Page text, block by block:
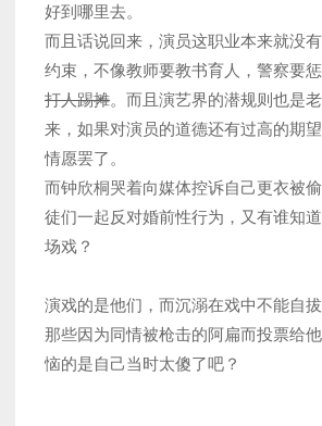
好到哪里去。
而且话说回来，演员这职业本来就没
约束，不像教师要教书育人，警察要惩
打人踢摊。而且演艺界的潜规则也是
来，如果对演员的道德还有过高的期
情愿罢了。
而钟欣桐哭着向媒体控诉自己更衣被
徒们一起反对婚前性行为，又有谁知
场戏？
演戏的是他们，而沉溺在戏中不能自拔
那些因为同情被枪击的阿扁而投票给
恼的是自己当时太傻了吧？